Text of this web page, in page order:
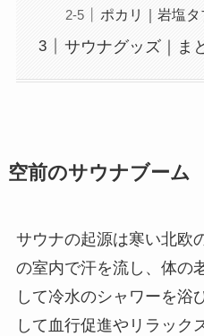
ポカリ｜岩塩タ
サウナグッズ｜ま
空前のサウナブーム
サウナの起源は寒い北欧
の室内で汗を流し、体の
して冷水のシャワーを浴
して血行促進やリラック